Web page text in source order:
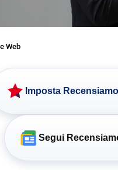
Web
Imposta
Segui